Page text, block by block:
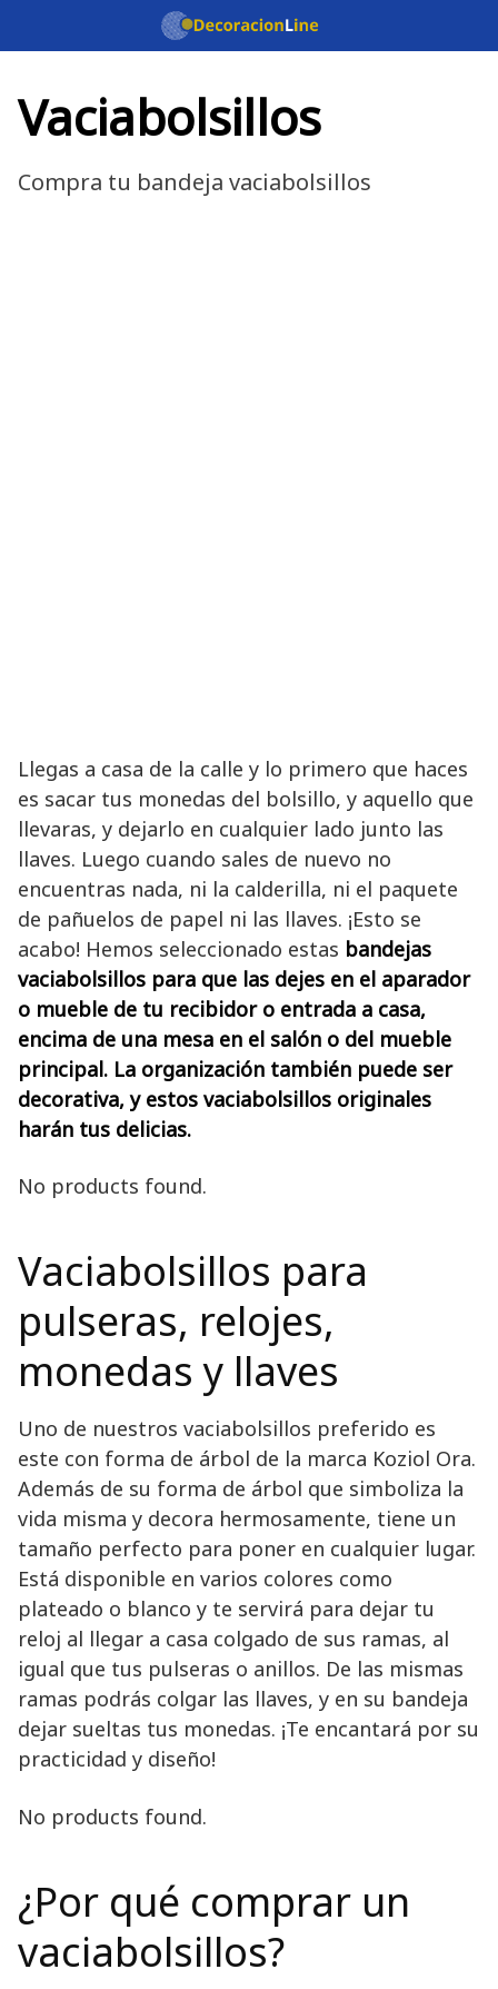
Vaciabolsillos
Compra tu bandeja vaciabolsillos
Llegas a casa de la calle y lo primero que haces
es sacar tus monedas del bolsillo, y aquello que
llevaras, y dejarlo en cualquier lado junto las
llaves. Luego cuando sales de nuevo no
encuentras nada, ni la calderilla, ni el paquete
de pañuelos de papel ni las llaves. ¡Esto se
acabo! Hemos seleccionado estas bandejas
vaciabolsillos para que las dejes en el aparador
o mueble de tu recibidor o entrada a casa,
encima de una mesa en el salón o del mueble
principal. La organización también puede ser
decorativa, y estos vaciabolsillos originales
harán tus delicias.
No products found.
Vaciabolsillos para
pulseras, relojes,
monedas y llaves
Uno de nuestros vaciabolsillos preferido es
este con forma de árbol de la marca Koziol Ora.
Además de su forma de árbol que simboliza la
vida misma y decora hermosamente, tiene un
tamaño perfecto para poner en cualquier lugar.
Está disponible en varios colores como
plateado o blanco y te servirá para dejar tu
reloj al llegar a casa colgado de sus ramas, al
igual que tus pulseras o anillos. De las mismas
ramas podrás colgar las llaves, y en su bandeja
dejar sueltas tus monedas. ¡Te encantará por su
practicidad y diseño!
No products found.
¿Por qué comprar un
vaciabolsillos?